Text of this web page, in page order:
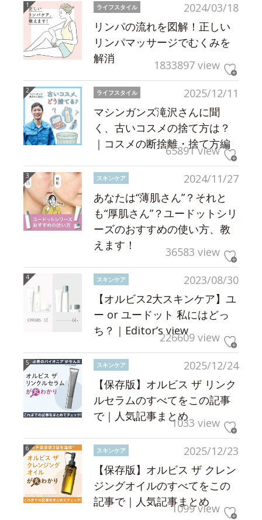
2024/03/18
ライフスタイル
リンパの流れを図解！正しい
リンパマッサージでむくみを
解消
1833897 view
2025/12/11
ライフスタイル
マシンガンズ滝沢さんに聞
く、古いコスメの捨て方は？
｜コスメの断捨離・捨て方編
65891 view
2024/11/27
スキンケア
あなたは“薄肌さん”？それと
も“厚肌さん”？ユードットシリ
ーズのおすすめの使い方、教
えます！
36583 view
2023/08/30
スキンケア
【オルビス2大スキンケア】ユ
ー or ユードット 私にはどっ
ち？｜Editor’s view226609 view
2025/12/24
スキンケア
【保存版】オルビス ザ リンク
ルセラムのすべてをこの記事
で｜人気記事まとめ1033 view
2025/12/23
スキンケア
【保存版】オルビス ザ クレン
ジングオイルのすべてをこの
記事で｜人気記事まとめ
1099 view